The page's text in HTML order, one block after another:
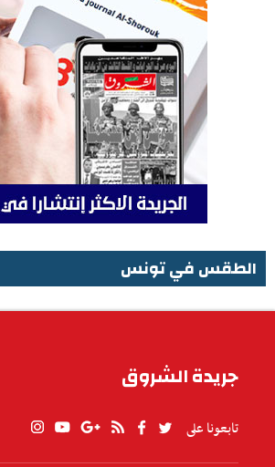
الطقس في تونس
جريدة الشروق
تابعونا على